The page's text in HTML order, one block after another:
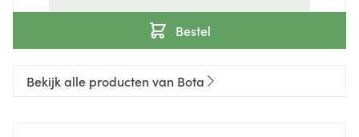
Bestel
Bekijk alle producten van Bota